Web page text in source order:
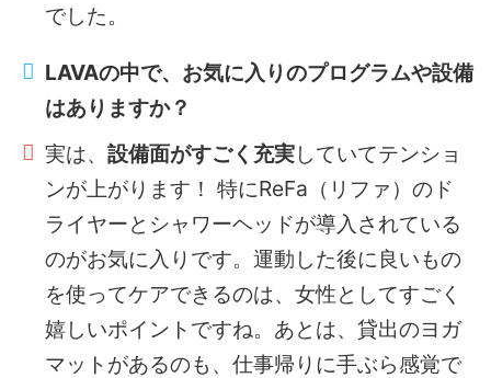
でした。
LAVAの中で、お気に入りのプログラムや設備
はありますか？
実は、設備面がすごく充実していてテンショ
ンが上がります！ 特にReFa（リファ）のド
ライヤーとシャワーヘッドが導入されている
のがお気に入りです。運動した後に良いもの
を使ってケアできるのは、女性としてすごく
嬉しいポイントですね。あとは、貸出のヨガ
マットがあるのも、仕事帰りに手ぶら感覚で